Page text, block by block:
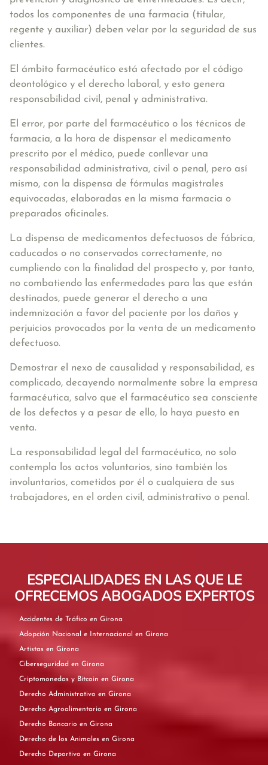
todos los componentes de una farmacia (titular,
regente y auxiliar) deben velar por la seguridad de sus
clientes.
El ámbito farmacéutico está afectado por el código
deontológico y el derecho laboral, y esto genera
responsabilidad civil, penal y administrativa.
El error, por parte del farmacéutico o los técnicos de
farmacia, a la hora de dispensar el medicamento
prescrito por el médico, puede conllevar una
responsabilidad administrativa, civil o penal, pero así
mismo, con la dispensa de fórmulas magistrales
equivocadas, elaboradas en la misma farmacia o
preparados oficinales.
La dispensa de medicamentos defectuosos de fábrica,
caducados o no conservados correctamente, no
cumpliendo con la finalidad del prospecto y, por tanto,
no combatiendo las enfermedades para las que están
destinados, puede generar el derecho a una
indemnización a favor del paciente por los daños y
perjuicios provocados por la venta de un medicamento
defectuoso.
Demostrar el nexo de causalidad y responsabilidad, es
complicado, decayendo normalmente sobre la empresa
farmacéutica, salvo que el farmacéutico sea consciente
de los defectos y a pesar de ello, lo haya puesto en
venta.
La responsabilidad legal del farmacéutico, no solo
contempla los actos voluntarios, sino también los
involuntarios, cometidos por él o cualquiera de sus
trabajadores, en el orden civil, administrativo o penal .
ESPECIALIDADES EN LAS QUE LE
OFRECEMOS ABOGADOS EXPERTOS
Accidentes de Tráfico en Girona
Adopción Nacional e Internacional en Girona
Artistas en Girona
Ciberseguridad en Girona
Criptomonedas y Bitcoin en Girona
Derecho Administrativo en Girona
Derecho Agroalimentario en Girona
Derecho Bancario en Girona
Derecho de los Animales en Girona
Derecho Deportivo en Girona